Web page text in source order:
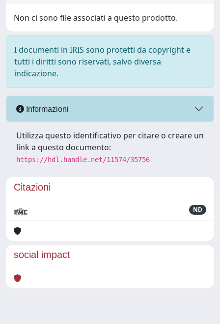
Non ci sono file associati a questo prodotto.
I documenti in IRIS sono protetti da copyright e
tutti i diritti sono riservati, salvo diversa
indicazione.
Informazioni
Utilizza questo identificativo per citare o creare un
link a questo documento:
https://hdl.handle.net/11574/35756
Citazioni
ND
social impact